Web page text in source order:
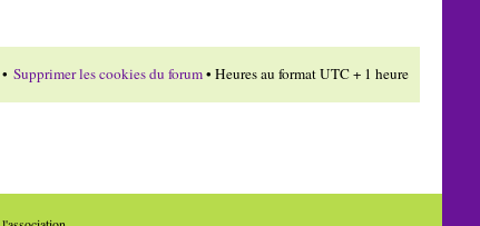
• Supprimer les cookies du forum• Heures au format UTC + 1 heure